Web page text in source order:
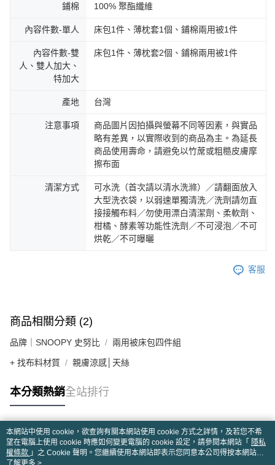
鋪棉 100% 聚酯纖維
內容件數-單人 床包1件、薄枕套1個、鋪棉兩用被1件
內容件數-雙
人、雙人加大、
特加大
床包1件、薄枕套2個、鋪棉兩用被1件
產地 台灣
注意事項
商品圖片因拍攝與螢幕不同等因素，與實品
略有差異，以實際收到的商品為主。為延長
商品使用壽命，請避免以竹蓆或粗糙皮膚摩
擦布面
清潔方式
可水洗（首次請以清水洗滌）／請翻面放入
大型洗衣袋，以弱速單獨清洗／洗劑請勿直
接接觸布料／勿使用漂白清潔劑、柔軟劑、
柑橘、酵素等功能性洗劑／不可浸泡／不可
烘乾／不可曝曬
客服
商品相關分類 (2)
品牌｜SNOOPY 史努比 兩用被床包四件組
+ 找布料材質 親膚涼感│天絲
本分類熱銷全站排行
熱門標籤
本網站中使用 cookie，欲查詢有關本網站使用 cookie 方式之詳情，及若您不希
望在電腦上使用 cookie 時應如何變更電腦的 cookie 設定，請參閱本網站「 隱私
權條款 」之 Cookie 聲明。您繼續使用本網站即表示您同意本公司得按本網站使
用條款之 Cookie 聲明使用 cookie。
了解更多 >